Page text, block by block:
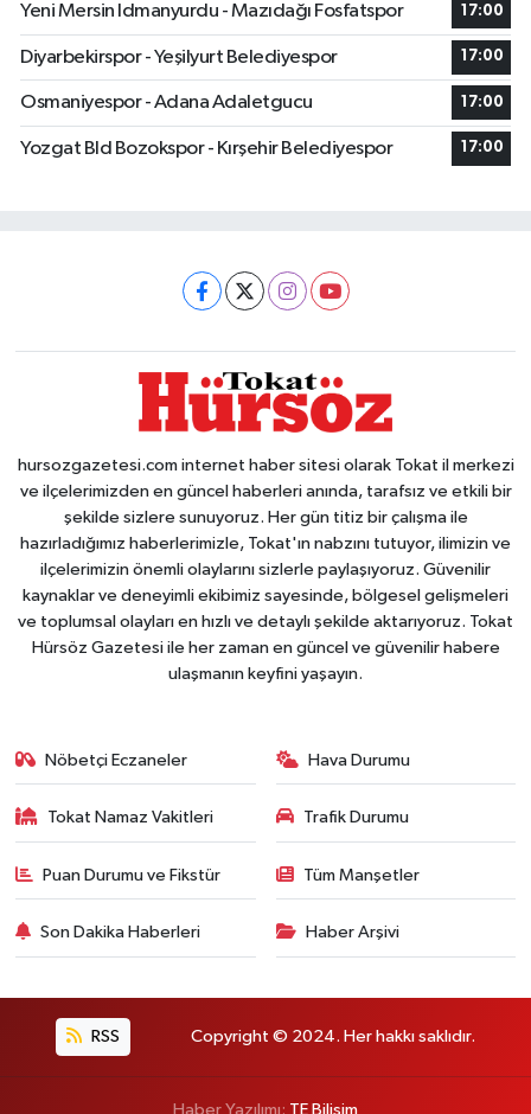
Yeni Mersin Idmanyurdu - Mazıdağı Fosfatspor 17:00
Diyarbekirspor - Yeşilyurt Belediyespor 17:00
Osmaniyespor - Adana Adaletgucu 17:00
Yozgat Bld Bozokspor - Kırşehir Belediyespor 17:00
hursozgazetesi.com internet haber sitesi olarak Tokat il merkezi
ve ilçelerimizden en güncel haberleri anında, tarafsız ve etkili bir
şekilde sizlere sunuyoruz. Her gün titiz bir çalışma ile
hazırladığımız haberlerimizle, Tokat'ın nabzını tutuyor, ilimizin ve
ilçelerimizin önemli olaylarını sizlerle paylaşıyoruz. Güvenilir
kaynaklar ve deneyimli ekibimiz sayesinde, bölgesel gelişmeleri
ve toplumsal olayları en hızlı ve detaylı şekilde aktarıyoruz. Tokat
Hürsöz Gazetesi ile her zaman en güncel ve güvenilir habere
ulaşmanın keyfini yaşayın.
Nöbetçi Eczaneler Hava Durumu
Tokat Namaz Vakitleri Trafik Durumu
Puan Durumu ve Fikstür Tüm Manşetler
Son Dakika Haberleri Haber Arşivi
RSS Copyright © 2024. Her hakkı saklıdır.
Haber Yazılımı: TE Bilişim